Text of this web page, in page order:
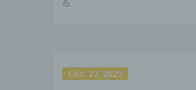
Okt. 27, 2025